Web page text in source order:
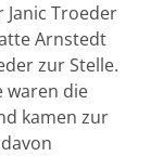
Janic Troeder
Arnstedt
zur Stelle.
waren die
kamen zur